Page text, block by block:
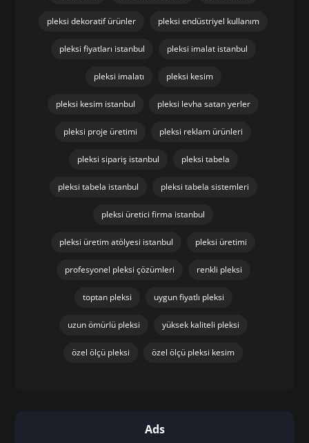
pleksi dekoratif ürünler pleksi endüstriyel kullanım
pleksi fiyatları istanbul pleksi imalat istanbul
pleksi imalatı pleksi kesim
pleksi kesim istanbul pleksi levha satan yerler
pleksi proje üretimi pleksi reklam ürünleri
pleksi sipariş istanbul pleksi tabela
pleksi tabela istanbul pleksi tabela sistemleri
pleksi üretici firma istanbul
pleksi üretim atölyesi istanbul pleksi üretimi
profesyonel pleksi çözümleri renkli pleksi
toptan pleksi uygun fiyatlı pleksi
uzun ömürlü pleksi yüksek kaliteli pleksi
özel ölçü pleksi özel ölçü pleksi kesim
Ads